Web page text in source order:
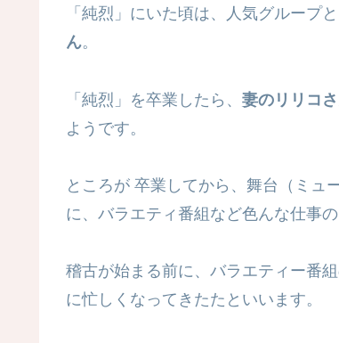
「純烈」にいた頃は、人気グループ
ん。
「純烈」を卒業したら、 妻のリリコ
ようです。
ところが 卒業してから、舞台（ミュ
に、バラエティ番組など色んな仕事
稽古が始まる前に、バラエティー番
に忙しくなってきたたといいます。